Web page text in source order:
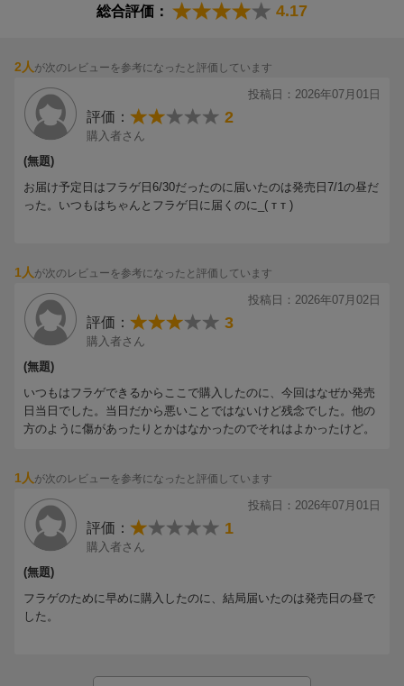
カリスマックス
Luv Classic
約束は君と
イチバンボシ
Days
地球[ルビ:あい]してるぜ
D.D.
ばきゅん
ART
Crazy F-R-E-S-H Beat
BOOST
愛のせいで
ーENCORE
カリスマックス
＜DISC-2＞
・The Documentary of ON
・ON いいとこセレクション
〜グループ編〜
「カリスマックス&舘様タイム集」
「クリスマスダイジェスト」
総合評価： 4.17
2人 が次のレビューを参考になったと評価しています
投稿日：2026年07月01日
評価： 2
購入者さん
(無題)
お届け予定日はフラゲ日6/30だったのに届いたのは発売日7/1の昼だ
った。いつもはちゃんとフラゲ日に届くのに_( т т )
1人 が次のレビューを参考になったと評価しています
投稿日：2026年07月02日
評価： 3
購入者さん
(無題)
いつもはフラゲできるからここで購入したのに、今回はなぜか発売
日当日でした。当日だから悪いことではないけど残念でした。他の
方のように傷があったりとかはなかったのでそれはよかったけど。
1人 が次のレビューを参考になったと評価しています
投稿日：2026年07月01日
評価： 1
購入者さん
(無題)
フラゲのために早めに購入したのに、結局届いたのは発売日の昼で
した。